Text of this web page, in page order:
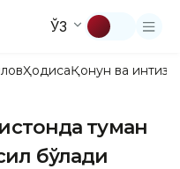
ЎЗ
ҲодисаҚонун ва
туман
бўлади